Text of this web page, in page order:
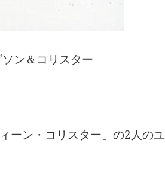
＆コリスター
ーン・コリスター」の2人のユ